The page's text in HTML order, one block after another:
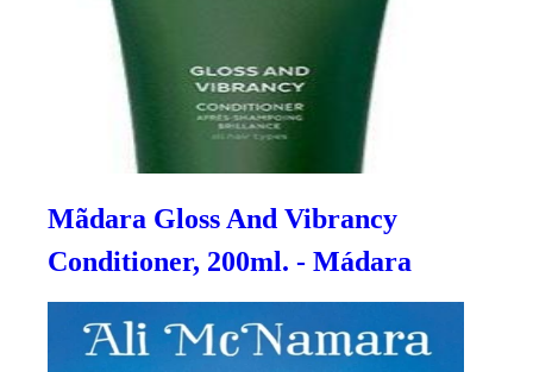
Mãdara Gloss And Vibrancy
Conditioner, 200ml. - Mádara